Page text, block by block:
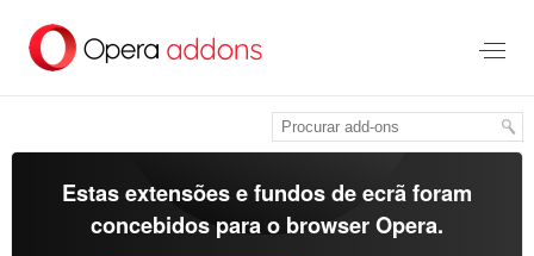
para
Estas extensões e fundos de ecrã foram
concebidos para o browser Opera.